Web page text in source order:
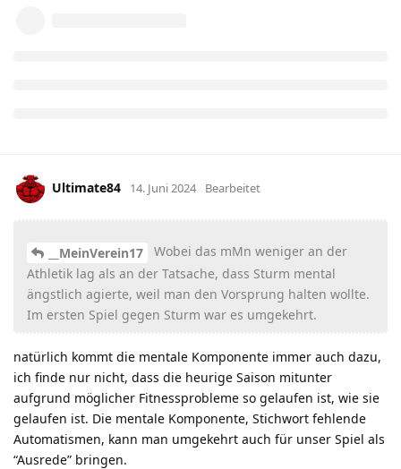
Ultimate84 14. Juni 2024 Bearbeitet
__MeinVerein17
Wobei das mMn weniger an der
Athletik lag als an der Tatsache, dass Sturm mental
ängstlich agierte, weil man den Vorsprung halten wollte.
Im ersten Spiel gegen Sturm war es umgekehrt.
natürlich kommt die mentale Komponente immer auch dazu,
ich finde nur nicht, dass die heurige Saison mitunter
aufgrund möglicher Fitnessprobleme so gelaufen ist, wie sie
gelaufen ist. Die mentale Komponente, Stichwort fehlende
Automatismen, kann man umgekehrt auch für unser Spiel als
“Ausrede” bringen.